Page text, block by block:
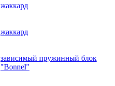
жаккард
жаккард
зависимый пружинный блок
"Вonnel"